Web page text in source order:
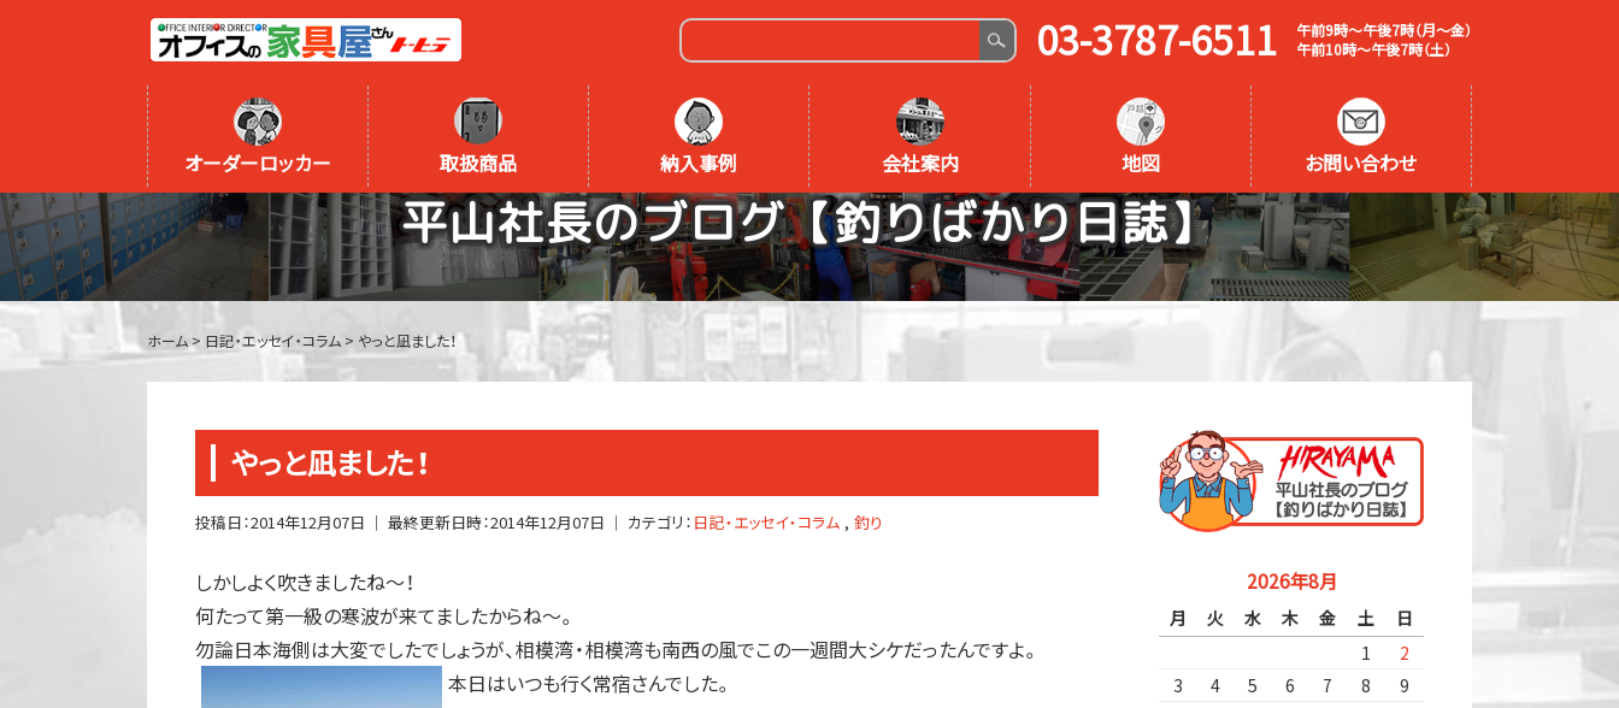
03-3787-6511
午前9時～午後7時（月～金）
午前10時～午後7時（土）
オーダーロッカー 取扱商品 納入事例 会社案内 地図 お問い合わせ
平山社長のブログ【釣りばかり日誌】
ホーム > 日記・エッセイ・コラム > やっと凪ました！
やっと凪ました！
投稿日：2014年12月07日 ｜ 最終更新日時：2014年12月07日 ｜ カテゴリ： 日記・エッセイ・コラム 釣り
しかしよく吹きましたね～！
何たって第一級の寒波が来てましたからね～。
勿論日本海側は大変でしたでしょうが、相模湾・相模湾も南西の風でこの一週間大シケだったんですよ。
本日はいつも行く常宿さんでした。
2026年8月
月 火 水 木 金 土
日
1
2
3
4 5 6 7 8
9